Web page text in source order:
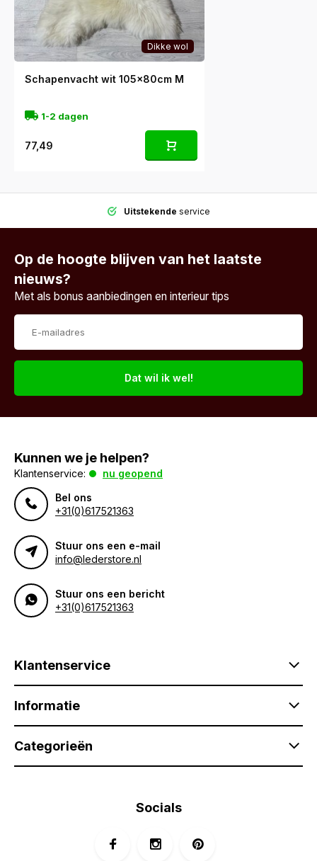
Dikke wol
Schapenvacht wit 105x80cm M
1-2 dagen
77,49
Uitstekende service
Op de hoogte blijven van het laatste
nieuws?
Met als bonus aanbiedingen en interieur tips
Dat wil ik wel!
Kunnen we je helpen?
Klantenservice:
nu geopend
Bel ons
+31(0)617521363
Stuur ons een e-mail
info@lederstore.nl
Stuur ons een bericht
+31(0)617521363
Klantenservice
Informatie
Categorieën
Socials